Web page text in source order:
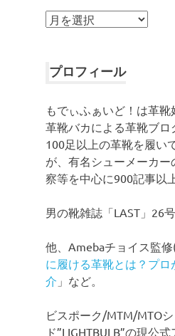
ア
イ
プロフィール
もでぃふぁいど！は革
革靴バカによる革靴ブロ
100足以上の革靴を履い
が、有名シューメーカ
察等を中心に900記事以
男の靴雑誌「LAST」26
他、Amebaチョイス監
に履ける革靴とは？プ
介 」など。
ビスポーク/MTM/MTO
ド”LIGHTBULB”の現公式